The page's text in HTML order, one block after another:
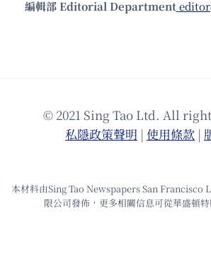
編輯部 Editorial Department
© 2021 Sing Tao Ltd. All
私隱政策聲明 | 使⽤條款 |
本材料由Sing Tao Newspapers San Francisco
限公司發佈，更多相關信息可從華盛頓特